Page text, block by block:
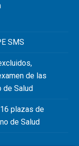
SMS
de las
de Salud
plazas de
de Salud